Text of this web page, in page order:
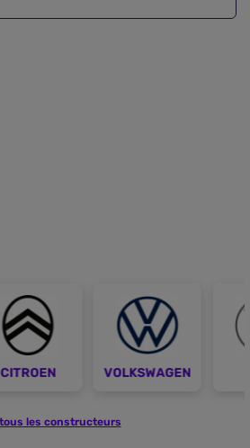
CITROEN VOLKSWAGEN
les constructeurs